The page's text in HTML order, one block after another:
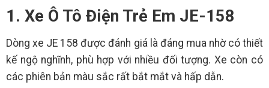
1. Xe Ô Tô Điện Trẻ Em JE-158
Dòng xe JE 158 được đánh giá là đáng mua nhờ có thiết
kế ngộ nghĩnh, phù hợp với nhiều đối tượng. Xe còn có
các phiên bản màu sắc rất bắt mắt và hấp dẫn.